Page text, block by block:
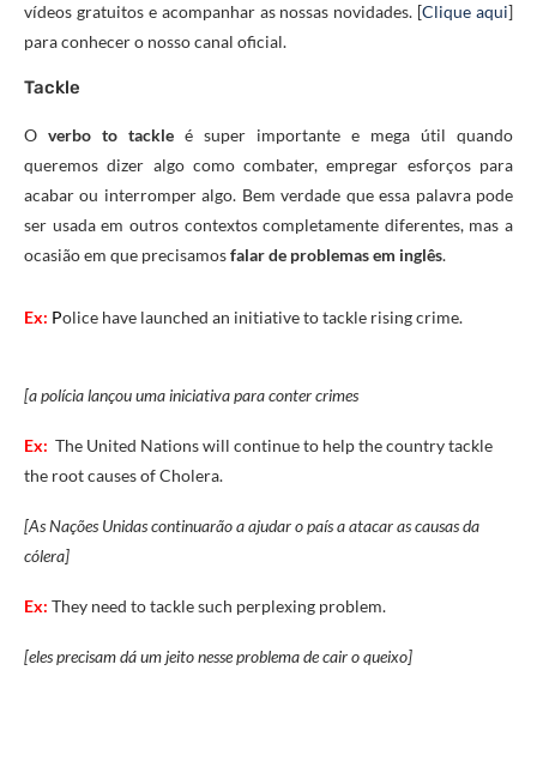
vídeos gratuitos e acompanhar as nossas novidades. [Clique aqui]
para conhecer o nosso canal oficial.
Tackle
O verbo to tackle é super importante e mega útil quando
queremos dizer algo como combater, empregar esforços para
acabar ou interromper algo. Bem verdade que essa palavra pode
ser usada em outros contextos completamente diferentes, mas a
ocasião em que precisamosfalar de problemas em inglês.
Ex: Police have launched an initiative to tackle rising crime.
[a polícia lançou uma iniciativa para conter crimes
Ex: The United Nations will continue to help the country tackle
the root causes of Cholera.
[As Nações Unidas continuarão a ajudar o país a atacar as causas da
cólera]
Ex: They need totacklesuch perplexing problem.
[eles precisam dá um jeito nesse problema de cair o queixo]